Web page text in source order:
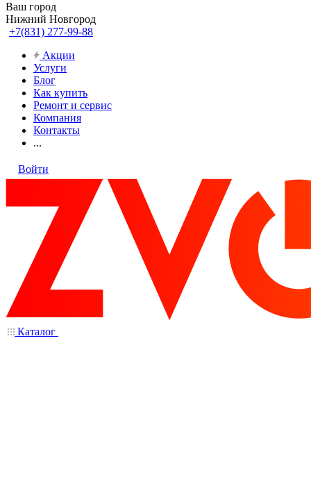
Ваш город
Нижний Новгород
+7(831) 277-99-88
Акции
Услуги
Блог
Как купить
Ремонт и сервис
Компания
Контакты
...
Войти
Каталог